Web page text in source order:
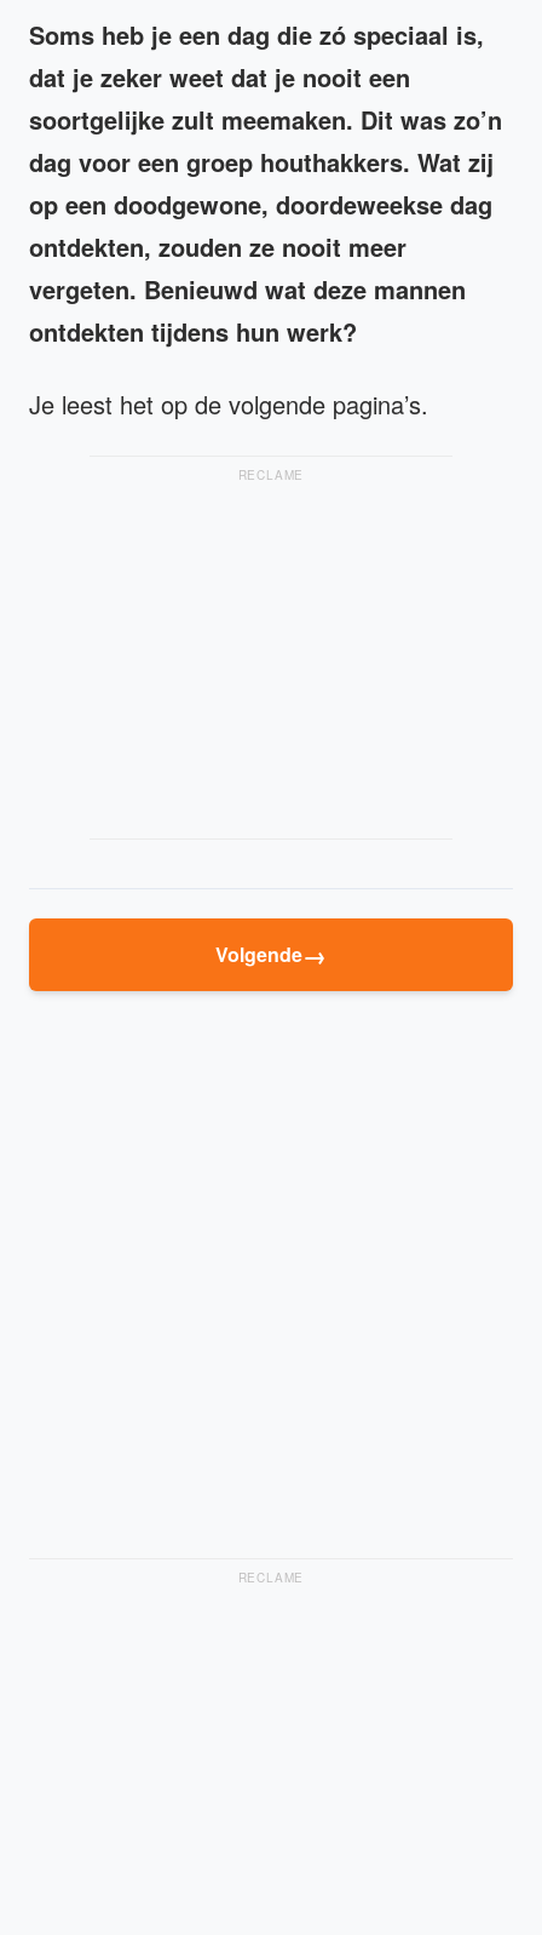
Soms heb je een dag die zó speciaal is,
dat je zeker weet dat je nooit een
soortgelijke zult meemaken. Dit was zo’n
dag voor een groep houthakkers. Wat zij
op een doodgewone, doordeweekse dag
ontdekten, zouden ze nooit meer
vergeten. Benieuwd wat deze mannen
ontdekten tijdens hun werk?
Je leest het op de volgende pagina’s.
RECLAME
Volgende→
RECLAME